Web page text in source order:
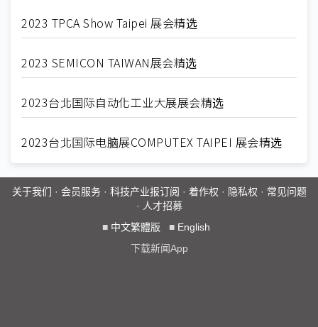
2023 TPCA Show Taipei 展会精选
2023 SEMICON TAIWAN展会精选
2023台北国际自动化工业大展展会精选
2023台北国际电脑展COMPUTEX TAIPEI 展会精选
关于我们 · 会员服务· 科技产业报订阅 · 着作权 · 隐私权 · 常见问题
· 人才招募
■ 中文繁體版 ■ English
下载新闻App